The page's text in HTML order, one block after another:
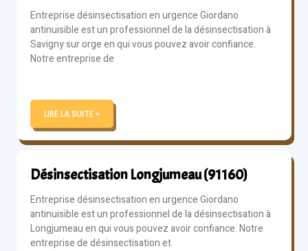
Entreprise désinsectisation en urgence Giordano
antinuisible est un professionnel de la désinsectisation à
Savigny sur orge en qui vous pouvez avoir confiance.
Notre entreprise de
LIRE LA SUITE »
Désinsectisation Longjumeau (91160)
Entreprise désinsectisation en urgence Giordano
antinuisible est un professionnel de la désinsectisation à
Longjumeau en qui vous pouvez avoir confiance. Notre
entreprise de désinsectisation et